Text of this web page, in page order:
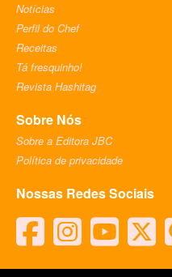
Notícias
Perfil do Chef
Receitas
Tá fresquinho!
Revista Hashitag
Sobre Nós
Sobre a Editora JBC
Política de privacidade
Nossas Redes Sociais